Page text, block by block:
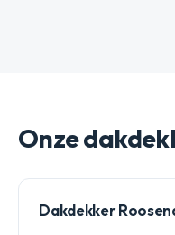
Onze
Dakdekker